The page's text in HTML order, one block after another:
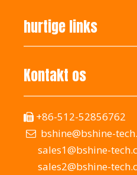
hurtige links
Kontakt os
 +86-512-52856762
 bshine@bshine-
sales1@bshine-
sales2@bshine-